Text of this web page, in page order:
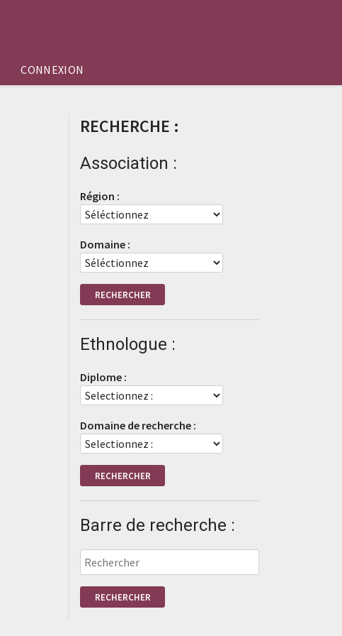
CONNEXION
RECHERCHE :
Association :
Région :
Domaine :
Ethnologue :
Diplome :
Domaine de recherche :
Barre de recherche :